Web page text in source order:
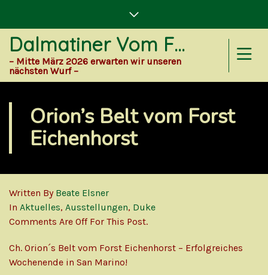
Dalmatiner Vom Forst Eichenhorst
– Mitte März 2026 erwarten wir unseren
nächsten Wurf –
Orion’s Belt vom Forst
Eichenhorst
Written By Beate Elsner
In Aktuelles, Ausstellungen, Duke
Comments Are Off For This Post.
Ch. Orion´s Belt vom Forst Eichenhorst – Erfolgreiches
Wochenende in San Marino!